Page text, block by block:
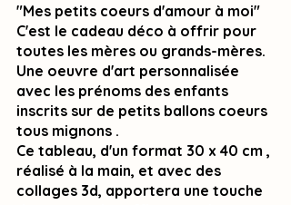
"Mes petits coeurs d'amour à moi"
C'est le cadeau déco à offrir pour
toutes les mères ou grands-mères.
Une oeuvre d'art personnalisée
avec les prénoms des enfants
inscrits sur de petits ballons coeurs
tous mignons .
Ce tableau, d'un format 30 x 40 cm ,
réalisé à la main, et avec des
collages 3d, apportera une touche